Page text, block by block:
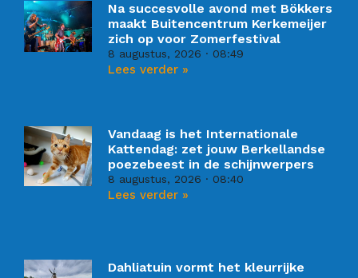
Na succesvolle avond met Bökkers
maakt Buitencentrum Kerkemeijer
zich op voor Zomerfestival
8 augustus, 2026 08:49
Lees verder »
Vandaag is het Internationale
Kattendag: zet jouw Berkellandse
poezebeest in de schijnwerpers
8 augustus, 2026 08:40
Lees verder »
Dahliatuin vormt het kleurrijke